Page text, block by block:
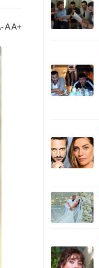
A A+